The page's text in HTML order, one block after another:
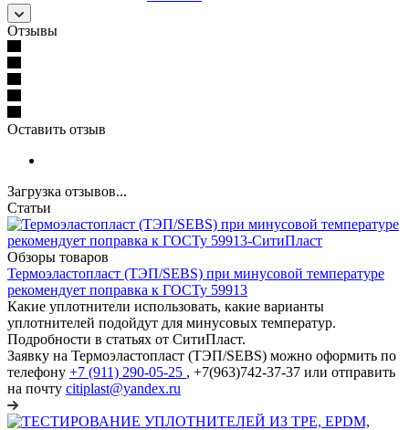
Отзывы
Оставить отзыв
Загрузка отзывов...
Статьи
Обзоры товаров
Термоэластопласт (ТЭП/SEBS) при минусовой температуре
рекомендует поправка к ГОСТу 59913
Какие уплотнители использовать, какие варианты
уплотнителей подойдут для минусовых температур.
Подробности в статьях от СитиПласт.
Заявку на Термоэластопласт (ТЭП/SEBS) можно оформить по
телефону +7 (911) 290-05-25 , +7(963)742-37-37 или отправить
на почту citiplast@yandex.ru